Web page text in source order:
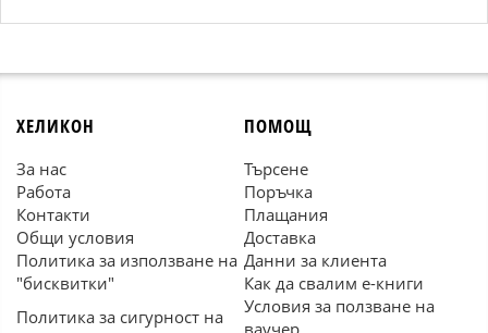
ХЕЛИКОН
За нас
Работа
Контакти
Общи условия
Политика за използване на
"бисквитки"
Политика за сигурност на
ПОМОЩ
Търсене
Поръчка
Плащания
Доставка
Данни за клиента
Как да свалим е-книги
Условия за ползване на
ваучер